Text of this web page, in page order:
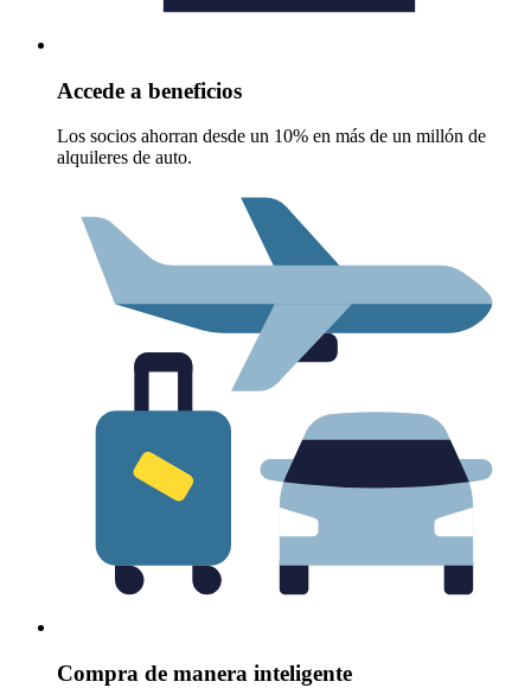
Accede a beneficios
Los socios ahorran desde un 10% en más de un millón de
alquileres de auto.
Compra de manera inteligente